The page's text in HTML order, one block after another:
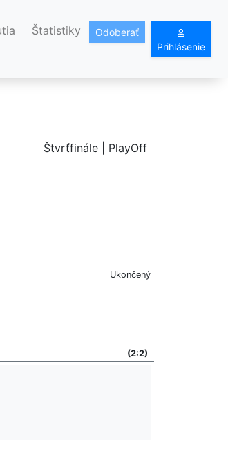
Štatistiky
Odoberať
Prihlásenie
Štvrťfinále | PlayOff
Ukončený
(2:2)